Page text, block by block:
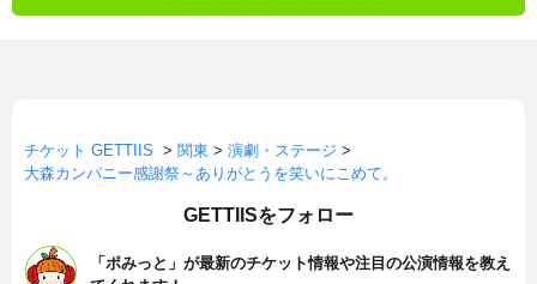
チケット GETTIIS > 関東 > 演劇・ステージ >
大森カンパニー感謝祭～ありがとうを笑いにこめて。
GETTIISをフォロー
「ポみっと」が最新のチケット情報や注目の公演情報を教え